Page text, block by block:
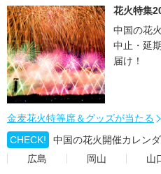
花火特集
中国の花
中止・延
届け！
金麦花火特等席＆グッズが当たる
CHECK!
中国の花火開催カレン
広島
岡山 山